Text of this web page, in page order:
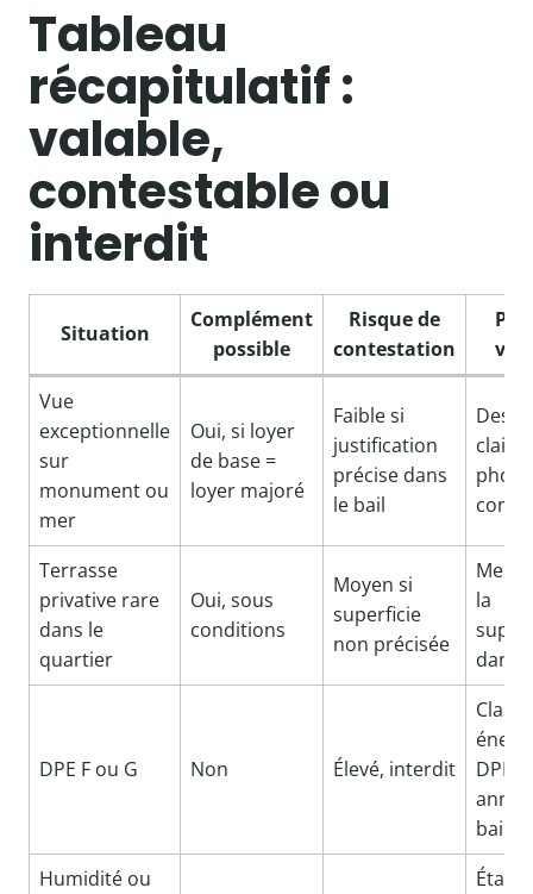
Tableau
récapitulatif :
valable,
contestable ou
interdit
Situation
Complément
possible
Risque de
contestation
Vue
exceptionnelle
sur
monument ou
mer
Oui, si loyer
de base =
loyer majoré
Faible si
justification
précise dans
le bail
claire
Terrasse
privative rare
dans le
quartier
Oui, sous
conditions
Moyen si
superficie
non précisée
la
dans
DPE F ou G Non Élevé, interdit
Classe
DPE
bail
Humidité ou
État